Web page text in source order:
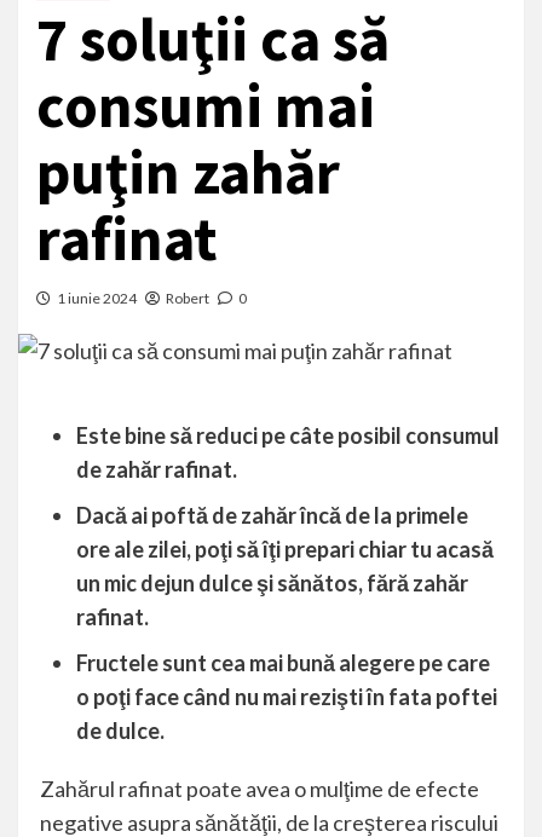
7 soluţii ca să
consumi mai
puţin zahăr
rafinat
1 iunie 2024 Robert 0
Este bine să reduci pe câte posibil consumul
de zahăr rafinat.
Dacă ai poftă de zahăr încă de la primele
ore ale zilei, poţi să îţi prepari chiar tu acasă
un mic dejun dulce şi sănătos, fără zahăr
rafinat.
Fructele sunt cea mai bună alegere pe care
o poţi face când nu mai rezişti în fata poftei
de dulce.
Zahărul rafinat poate avea o mulţime de efecte
negative asupra sănătăţii, de la creşterea riscului